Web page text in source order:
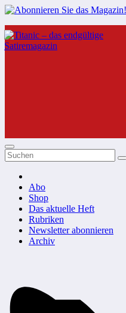
Zum
Inhalt
springen
Abo
Shop
Das aktuelle Heft
Rubriken
Newsletter abonnieren
Archiv